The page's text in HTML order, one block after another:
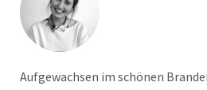
Aufgewachsen im schönen